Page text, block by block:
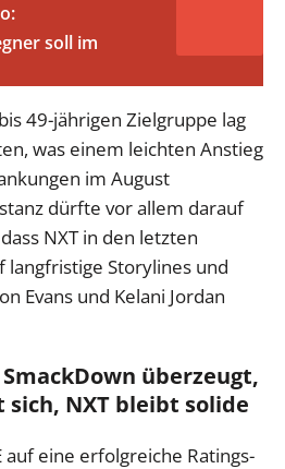
soll im
49-jährigen Zielgruppe lag
was einem leichten Anstieg
im August
dürfte vor allem darauf
NXT in den letzten
Storylines und
Evans und Kelani Jordan
überzeugt,
sich, NXT bleibt solide
auf eine erfolgreiche Ratings-